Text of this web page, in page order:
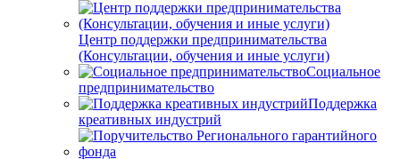
Центр поддержки предпринимательства
(Консультации, обучения и иные услуги)
Социальное
предпринимательство
Поддержка
креативных индустрий